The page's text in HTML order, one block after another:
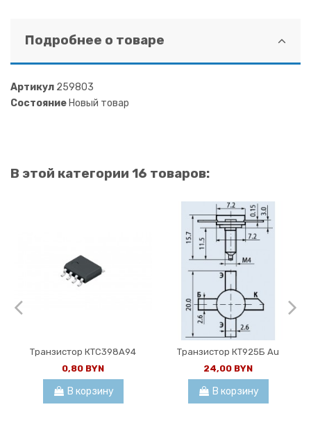
Подробнее о товаре
Артикул 259803
СостояниеНовый товар
В этой категории 16 товаров:
Транзистор КТС398А94
0,80 BYN
В корзину
Транзистор КТ925Б Au
24,00 BYN
В корзину